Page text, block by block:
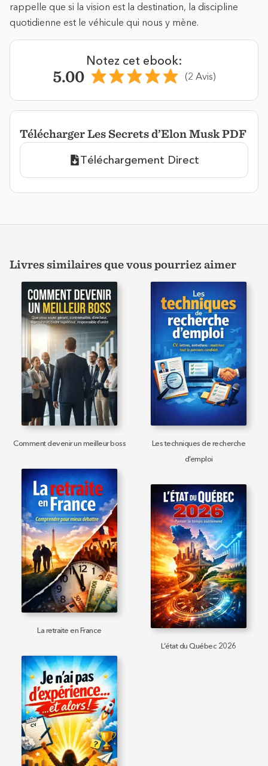
rappelle que si la vision est la destination, la discipline
quotidienne est le véhicule qui nous y mène.
Notez cet ebook:
5.00 (2 Avis)
Télécharger Les Secrets d’Elon Musk PDF
Téléchargement Direct
Livres similaires que vous pourriez aimer
Comment devenir un meilleur boss
Les techniques de recherche
d’emploi
La retraite en France
L’état du Québec 2026